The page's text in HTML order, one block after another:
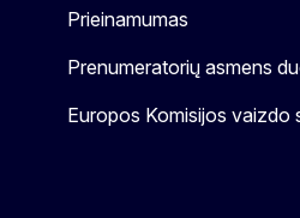
Prieinamumas
Prenumeratorių asmens
Europos Komisijos vaizdo